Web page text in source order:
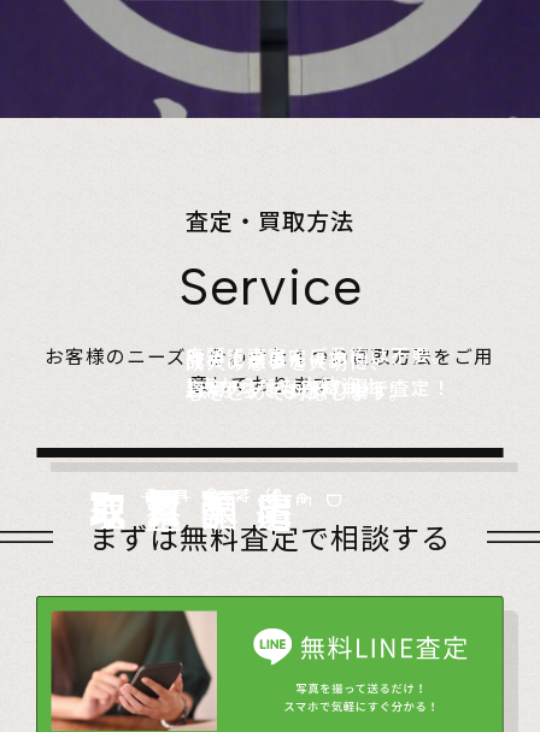
査定・買取方法
Service
お客様のニーズに合わせた４つの買取方法をご用
意しております。
Store
店頭買取
店頭で査定、ご予約は不要。
1点からでも大歓迎！
Visit
出張買取
無料でご自宅にお伺い、
査定のプロがその場で査定！
Del
i
very
宅配買取
詰めて送るだけ。
1点からでも送料無料！
Estate
遺品整理
故人の想いを大切に、
心をこめて対応します。
まずは無料査定で相談する